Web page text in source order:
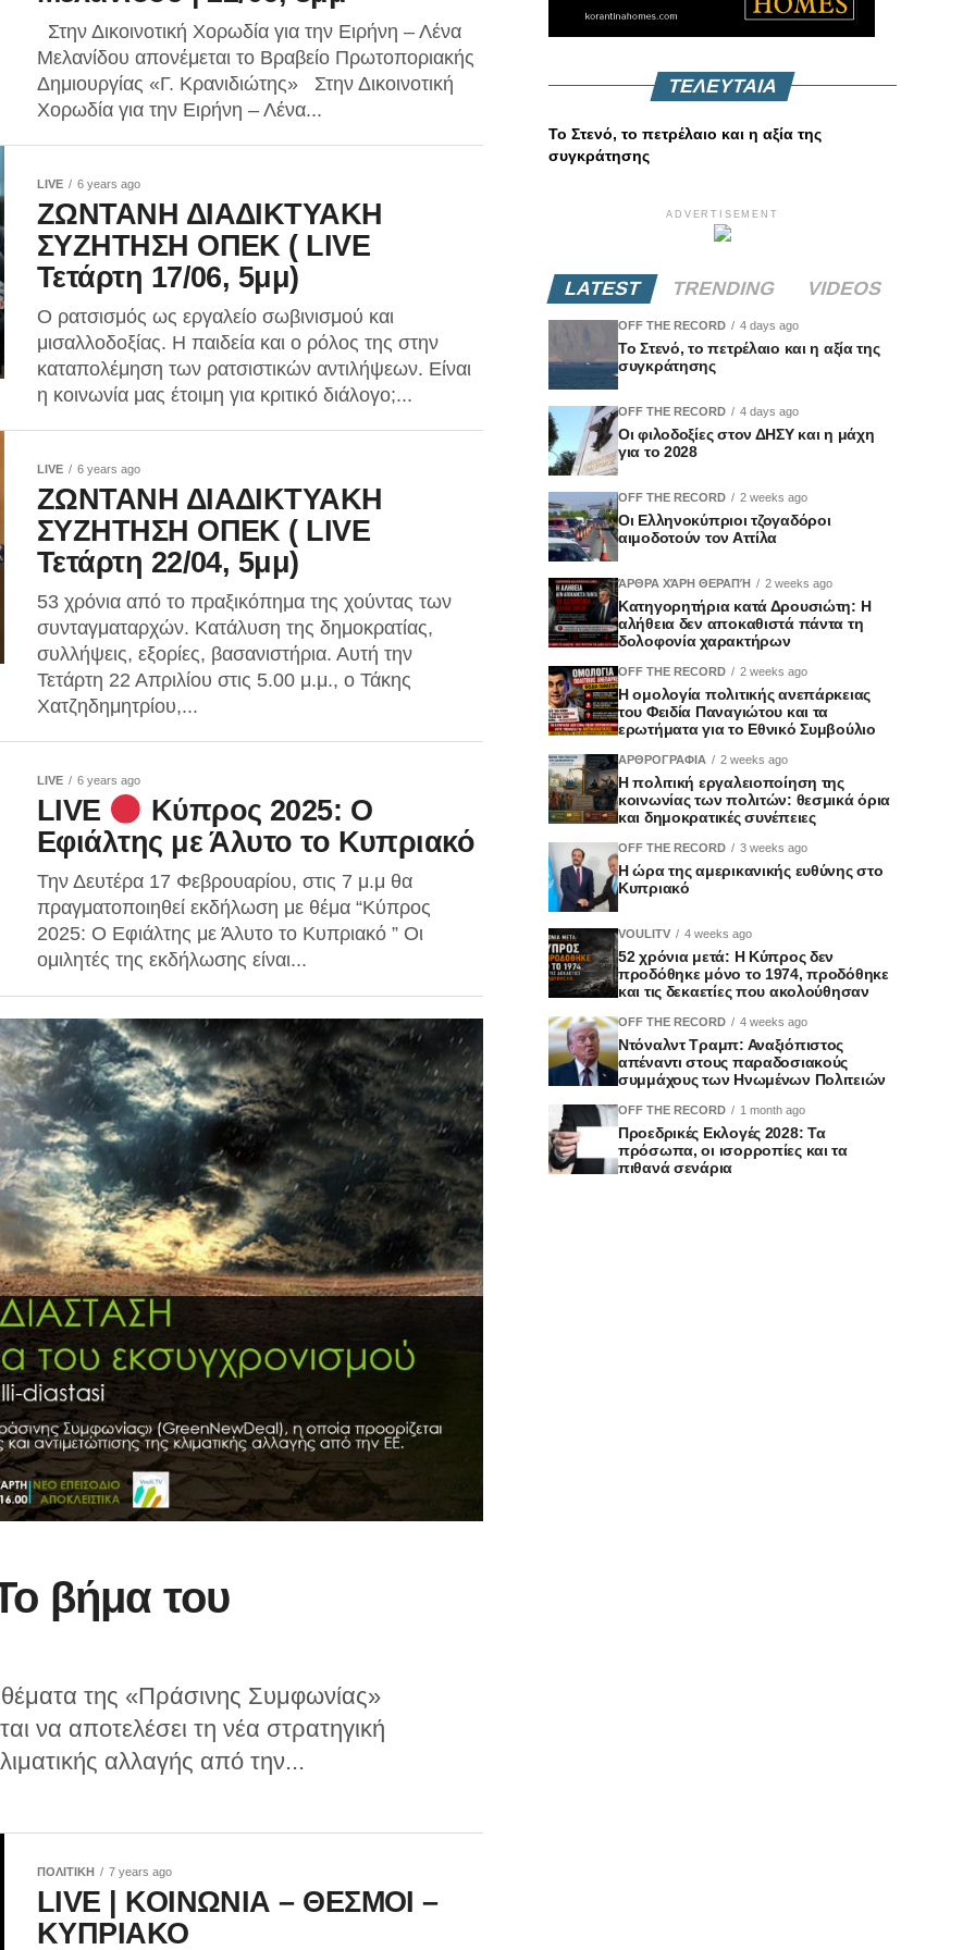
Στην Δικοινοτική Χορωδία για την Ειρήνη – Λένα
Μελανίδου απονέμεται το Βραβείο Πρωτοποριακής
Δημιουργίας «Γ. Κρανιδιώτης» Στην Δικοινοτική
Χορωδία για την Ειρήνη – Λένα...
LIVE 6 years ago
ΖΩΝΤΑΝΗ ΔΙΑΔΙΚΤΥΑΚΗ
ΣΥΖΗΤΗΣΗ ΟΠΕΚ ( LIVE
Τετάρτη 17/06, 5μμ)
Ο ρατσισμός ως εργαλείο σωβινισμού και
μισαλλοδοξίας. Η παιδεία και ο ρόλος της στην
καταπολέμηση των ρατσιστικών αντιλήψεων. Είναι
η κοινωνία μας έτοιμη για κριτικό διάλογο;...
LIVE 6 years ago
ΖΩΝΤΑΝΗ ΔΙΑΔΙΚΤΥΑΚΗ
ΣΥΖΗΤΗΣΗ ΟΠΕΚ ( LIVE
Τετάρτη 22/04, 5μμ)
53 χρόνια από το πραξικόπημα της χούντας των
συνταγματαρχών. Κατάλυση της δημοκρατίας,
συλλήψεις, εξορίες, βασανιστήρια. Αυτή την
Τετάρτη 22 Απριλίου στις 5.00 μ.μ., ο Τάκης
Χατζηδημητρίου,...
LIVE 6 years ago
LIVE
Κύπρος 2025: Ο
Εφιάλτης με Άλυτο το Κυπριακό
Την Δευτέρα 17 Φεβρουαρίου, στις 7 μ.μ θα
πραγματοποιηθεί εκδήλωση με θέμα “Κύπρος
2025: Ο Εφιάλτης με Άλυτο το Κυπριακό ” Οι
ομιλητές της εκδήλωσης είναι...
βήμα του
της «Πράσινης Συμφωνίας»
να αποτελέσει τη νέα στρατηγική
αλλαγής από την...
ΠΟΛΙΤΙΚΗ 7 years ago
LIVE | ΚΟΙΝΩΝΙΑ – ΘΕΣΜΟΙ –
ΚΥΠΡΙΑΚΟ
ΤΕΛΕΥΤΑΙΑ
Το Στενό, το πετρέλαιο και η αξία της
συγκράτησης
ADVERTISEMENT
LATEST TRENDING VIDEOS
OFF THE RECORD 4 days ago
Το Στενό, το πετρέλαιο και η αξία της
συγκράτησης
OFF THE RECORD 4 days ago
Οι φιλοδοξίες στον ΔΗΣΥ και η μάχη
για το 2028
OFF THE RECORD 2 weeks ago
Οι Ελληνοκύπριοι τζογαδόροι
αιμοδοτούν τον Αττίλα
ΆΡΘΡΑ ΧΆΡΗ ΘΕΡΑΠΉ 2 weeks ago
Κατηγορητήρια κατά Δρουσιώτη: Η
αλήθεια δεν αποκαθιστά πάντα τη
δολοφονία χαρακτήρων
OFF THE RECORD 2 weeks ago
Η ομολογία πολιτικής ανεπάρκειας
του Φειδία Παναγιώτου και τα
ερωτήματα για το Εθνικό Συμβούλιο
ΑΡΘΡΟΓΡΑΦΙΑ 2 weeks ago
Η πολιτική εργαλειοποίηση της
κοινωνίας των πολιτών: θεσμικά όρια
και δημοκρατικές συνέπειες
OFF THE RECORD 3 weeks ago
Η ώρα της αμερικανικής ευθύνης στο
Κυπριακό
VOULITV 4 weeks ago
52 χρόνια μετά: Η Κύπρος δεν
προδόθηκε μόνο το 1974, προδόθηκε
και τις δεκαετίες που ακολούθησαν
OFF THE RECORD 4 weeks ago
Ντόναλντ Τραμπ: Αναξιόπιστος
απέναντι στους παραδοσιακούς
συμμάχους των Ηνωμένων Πολιτειών
OFF THE RECORD 1 month ago
Προεδρικές Εκλογές 2028: Τα
πρόσωπα, οι ισορροπίες και τα
πιθανά σενάρια